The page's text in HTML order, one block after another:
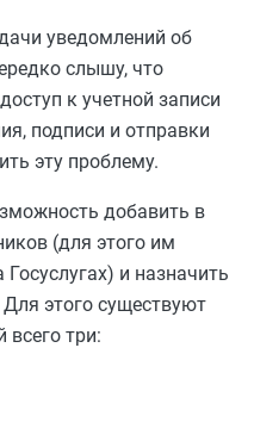
уведомлений об
слышу, что
к учетной записи
подписи и отправки
эту проблему.
добавить в
(для этого им
и назначить
этого существуют
всего три: